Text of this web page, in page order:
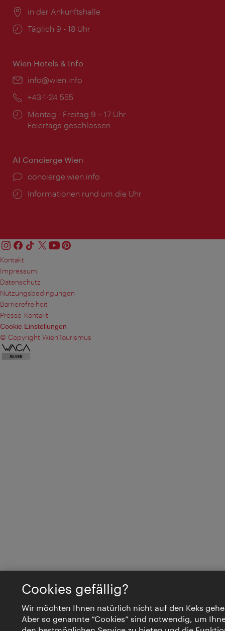
Ort:
in der Ankunftshalle
Öffnungszeiten:
Täglich 9 - 18 Uhr
Wien Hotels & Info
Email:
info@wien.info
Telefon:
+43-1-24 555
Öffnungszeiten:
Montag - Freitag 9 – 17 Uhr
Feiertags geschlossen
AI Concierge Wien
Ort:
concierge.wien.info
Öffnungszeiten:
Informationen rund um die Uhr
Kontakt
Impressum
Datenschutz
Nutzungsbedingungen
Barrierefreiheit
Presse-Kontakt
Cookie Einstellungen
© Copyright WienTourismus
Cookies gefällig?
Wir möchten Ihnen natürlich nicht auf den Keks
Aber so genannte “Cookies” sind notwendig, um